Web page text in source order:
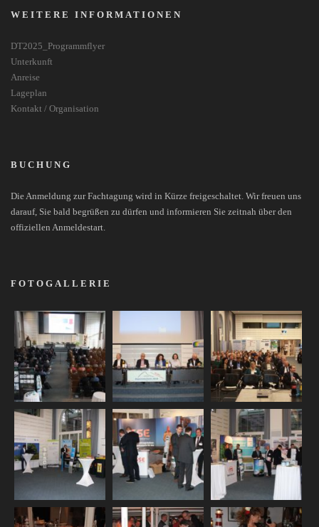
WEITERE INFORMATIONEN
DT2025_Programmflyer
Unterkunft
Anreise
Lageplan
Kontakt / Organisation
BUCHUNG
Die Anmeldung zur Fachtagung wird in Kürze freigeschaltet. Wir freuen uns
darauf, Sie bald begrüßen zu dürfen und informieren Sie zeitnah über den
offiziellen Anmeldestart.
FOTOGALLERIE